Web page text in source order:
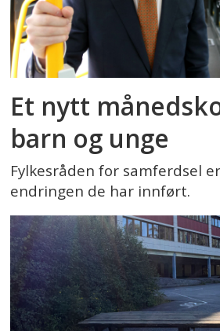
Et nytt
barn og unge
Fylkesråden for samferdsel
endringen de har innført.